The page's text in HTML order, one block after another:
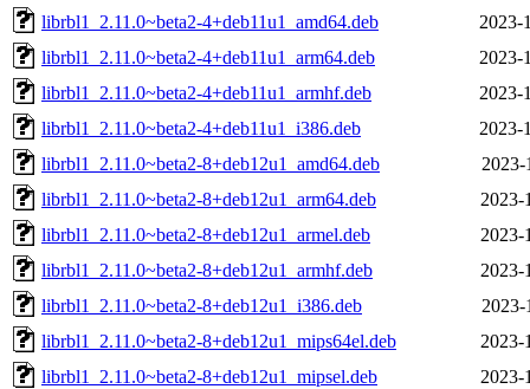
librbl1_2.11.0~beta2-4+deb11u1_amd64.deb
2023-
librbl1_2.11.0~beta2-4+deb11u1_arm64.deb
2023-
librbl1_2.11.0~beta2-4+deb11u1_armhf.deb
2023-
librbl1_2.11.0~beta2-4+deb11u1_i386.deb
2023-
librbl1_2.11.0~beta2-8+deb12u1_amd64.deb
2023-
librbl1_2.11.0~beta2-8+deb12u1_arm64.deb
2023-
librbl1_2.11.0~beta2-8+deb12u1_armel.deb
2023-
librbl1_2.11.0~beta2-8+deb12u1_armhf.deb
2023-
librbl1_2.11.0~beta2-8+deb12u1_i386.deb
2023-
librbl1_2.11.0~beta2-8+deb12u1_mips64el.deb
2023-
librbl1_2.11.0~beta2-8+deb12u1_mipsel.deb
2023-